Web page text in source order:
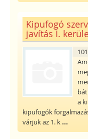
Kipufogó
javítás I.
a
kipufogók
várjuk az 1. k...